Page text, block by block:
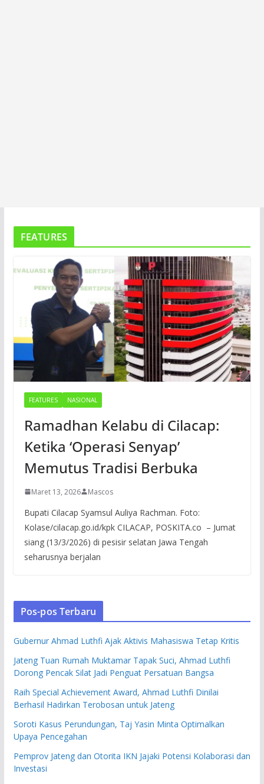
FEATURES
FEATURES NASIONAL
Ramadhan Kelabu di Cilacap:
Ketika ‘Operasi Senyap’
Memutus Tradisi Berbuka
Maret 13, 2026 Mascos
Bupati Cilacap Syamsul Auliya Rachman. Foto:
Kolase/cilacap.go.id/kpk CILACAP, POSKITA.co – Jumat
siang (13/3/2026) di pesisir selatan Jawa Tengah
seharusnya berjalan
Pos-pos Terbaru
Gubernur Ahmad Luthfi Ajak Aktivis Mahasiswa Tetap Kritis
Jateng Tuan Rumah Muktamar Tapak Suci, Ahmad Luthfi
Dorong Pencak Silat Jadi Penguat Persatuan Bangsa
Raih Special Achievement Award, Ahmad Luthfi Dinilai
Berhasil Hadirkan Terobosan untuk Jateng
Soroti Kasus Perundungan, Taj Yasin Minta Optimalkan
Upaya Pencegahan
Pemprov Jateng dan Otorita IKN Jajaki Potensi Kolaborasi dan
Investasi